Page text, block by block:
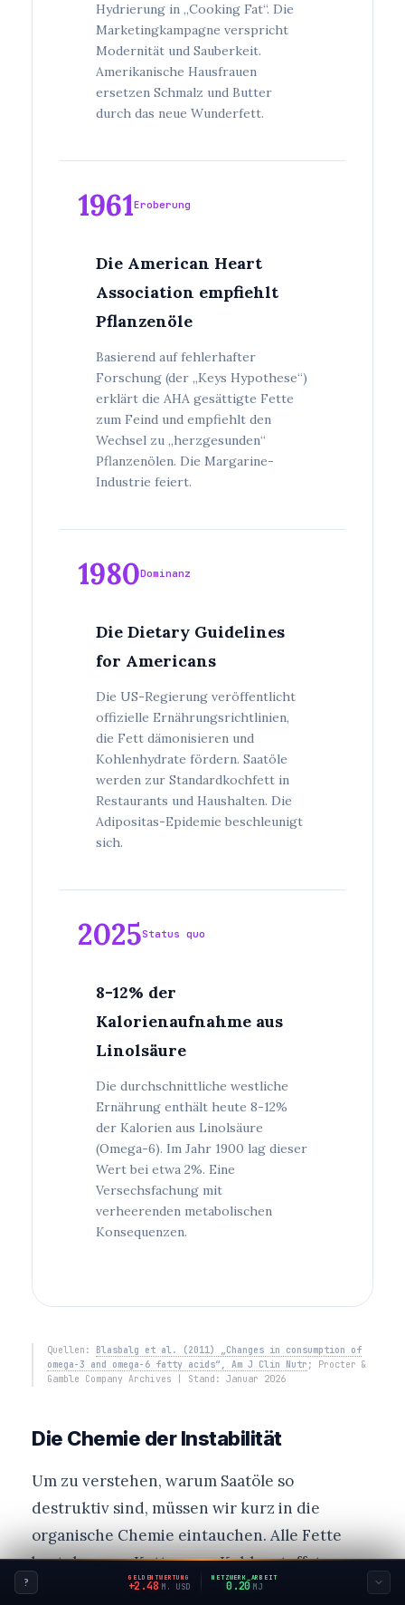
Hydrierung in „Cooking Fat“. Die
Marketingkampagne verspricht
Modernität und Sauberkeit.
Amerikanische Hausfrauen
ersetzen Schmalz und Butter
durch das neue Wunderfett.
1961Eroberung
Die American Heart
Association empfiehlt
Pflanzenöle
Basierend auf fehlerhafter
Forschung (der „Keys Hypothese“)
erklärt die AHA gesättigte Fette
zum Feind und empfiehlt den
Wechsel zu „herzgesunden“
Pflanzenölen. Die Margarine-
Industrie feiert.
1980Dominanz
Die Dietary Guidelines
for Americans
Die US-Regierung veröffentlicht
offizielle Ernährungsrichtlinien,
die Fett dämonisieren und
Kohlenhydrate fördern. Saatöle
werden zur Standardkochfett in
Restaurants und Haushalten. Die
Adipositas-Epidemie beschleunigt
sich.
2025Status quo
8-12% der
Kalorienaufnahme aus
Linolsäure
Die durchschnittliche westliche
Ernährung enthält heute 8-12%
der Kalorien aus Linolsäure
(Omega-6). Im Jahr 1900 lag dieser
Wert bei etwa 2%. Eine
Versechsfachung mit
verheerenden metabolischen
Konsequenzen.
Quellen:
Blasbalg et al. (2011) „Changes in consumption of
omega-3 and omega-6 fatty acids“, Am J Clin Nutr ; Procter &
Gamble Company Archives | Stand: Januar 2026
Die Chemie der Instabilität
Um zu verstehen, warum Saatöle so
destruktiv sind, müssen wir kurz in die
organische Chemie eintauchen. Alle Fette
bestehen aus Ketten von Kohlenstoffatomen,
die mit Wasserstoffatomen verbunden sind.
? GELDENTWERTUNG
+2.71 M. USD
NETZWERK_ARBEIT
0.22 MJ